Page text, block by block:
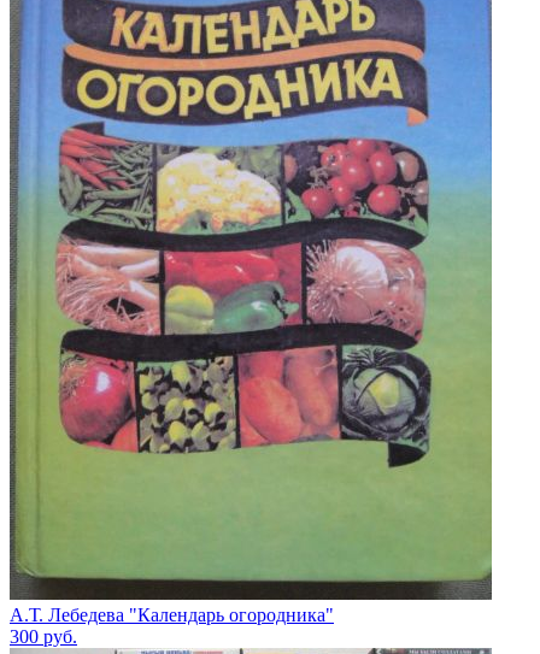
А.Т. Лебедева "Календарь огородника"
300 руб.